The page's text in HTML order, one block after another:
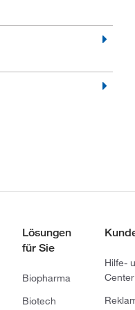
Lösungen
für Sie
Biopharma
Biotech
Hilfe-
Center